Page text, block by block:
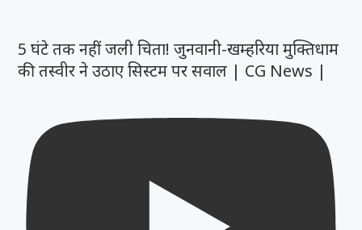
5 घंटे तक नहीं जली चिता! जुनवानी-खम्हरिया मुक्तिधाम
की तस्वीर ने उठाए सिस्टम पर सवाल | CG News |